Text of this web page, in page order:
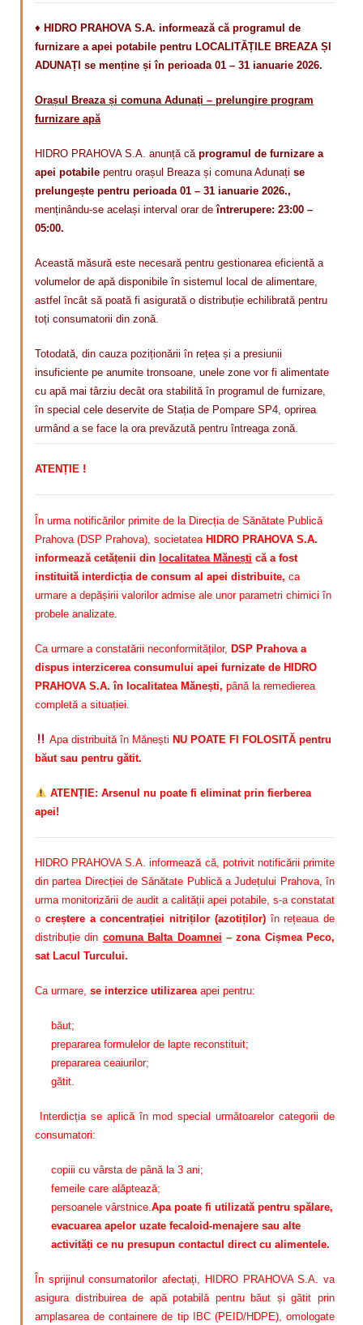
♦ HIDRO PRAHOVA S.A. informează că programul de
furnizare a apei potabile pentru LOCALITĂȚILE BREAZA ȘI
ADUNAȚI se menține și în perioada 01 – 31 ianuarie 2026.
Orașul Breaza și comuna Adunați – prelungire program
furnizare apă
HIDRO PRAHOVA S.A. anunță că programul de furnizare a
apei potabile pentru orașul Breaza și comuna Adunați se
prelungește pentru perioada 01 – 31 ianuarie 2026.,
menținându-se același interval orar deîntrerupere: 23:00 –
05:00.
Această măsură este necesară pentru gestionarea eficientă a
volumelor de apă disponibile în sistemul local de alimentare,
astfel încât să poată fi asigurată o distribuție echilibrată pentru
toți consumatorii din zonă.
Totodată, din cauza poziționării în rețea și a presiunii
insuficiente pe anumite tronsoane, unele zone vor fi alimentate
cu apă mai târziu decât ora stabilită în programul de furnizare,
în special cele deservite de Stația de Pompare SP4, oprirea
urmând a se face la ora prevăzută pentru întreaga zonă.
ATENȚIE !
În urma notificărilor primite de la Direcția de Sănătate Publică
Prahova (DSP Prahova), societatea HIDRO PRAHOVA S.A.
informează cetățenii din localitatea Mănești că a fost
instituită interdicția de consum al apei distribuite, ca
urmare a depășirii valorilor admise ale unor parametri chimici în
probele analizate.
Ca urmare a constatării neconformităților, DSP Prahova a
dispus interzicerea consumului apei furnizate de HIDRO
PRAHOVA S.A. în localitatea Mănești, până la remedierea
completă a situației.
Apa distribuită în Mănești NU POATE FI FOLOSITĂ pentru
băut sau pentru gătit.
ATENȚIE: Arsenul nu poate fi eliminat prin fierberea
apei!
HIDRO PRAHOVA S.A. informează că, potrivit notificării primite
din partea Direcției de Sănătate Publică a Județului Prahova, în
urma monitorizării de audit a calității apei potabile, s-a constatat
o creștere a concentrației nitriților (azotiților)în rețeaua de
distribuție din comuna Balta Doamnei – zona Cișmea Peco,
sat Lacul Turcului.
Ca urmare, se interzice utilizareaapei pentru:
băut;
prepararea formulelor de lapte reconstituit;
prepararea ceaiurilor;
gătit.
Interdicția se aplică în mod special următoarelor categorii de
consumatori:
copiii cu vârsta de până la 3 ani;
femeile care alăptează;
persoanele vârstnice.Apa poate fi utilizată pentru spălare,
evacuarea apelor uzate fecaloid-menajere sau alte
activități ce nu presupun contactul direct cu alimentele.
În sprijinul consumatorilor afectați, HIDRO PRAHOVA S.A. va
asigura distribuirea de apă potabilă pentru băut și gătit prin
amplasarea de containere de tip IBC (PEID/HDPE), omologate